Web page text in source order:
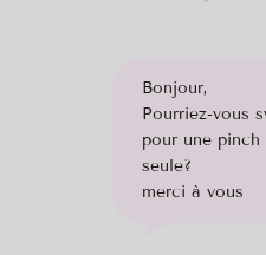
Bonjour,
Pourriez-vous
pour une
seule?
merci à vous